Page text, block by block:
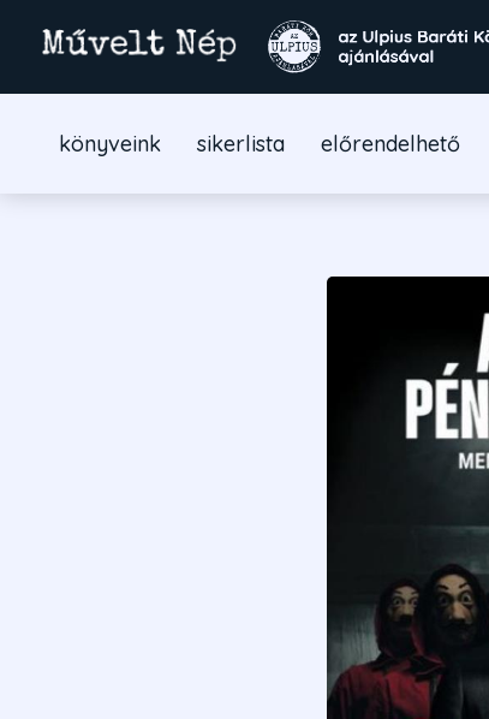
könyveink sikerlista előrendelhető